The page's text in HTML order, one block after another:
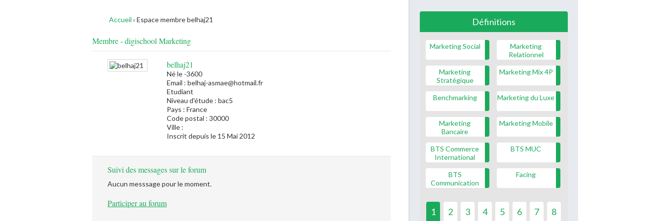
Accueil › Espace membre belhaj21
Membre - digischool Marketing
belhaj21
Né le -3600
Email : belhaj-asmae@hotmail.fr
Etudiant
Niveau d'étude : bac5
Pays : France
Code postal : 30000
Ville :
Inscrit depuis le 15 Mai 2012
Suivi des messages sur le forum
Aucun messsage pour le moment.
Participer au forum
Définitions
Marketing Social
Marketing
Relationnel
Marketing
Stratégique
Marketing Mix 4P
Benchmarking Marketing du Luxe
Marketing
Bancaire
Marketing Mobile
BTS Commerce
International
BTS MUC
BTS
Communication
Facing
1 2 3 4 5 6 7 8